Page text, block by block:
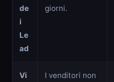
de
i
Le
ad
giorni.
Vi
I venditori non